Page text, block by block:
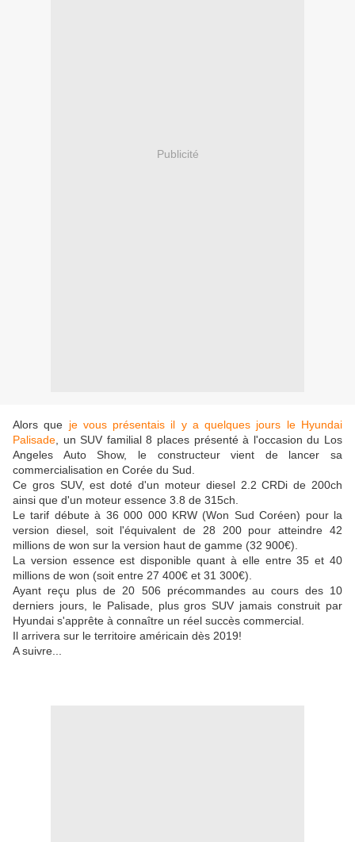
Publicité
Alors que je vous présentais il y a quelques jours le Hyundai
Palisade , un SUV familial 8 places présenté à l'occasion du Los
Angeles Auto Show, le constructeur vient de lancer sa
commercialisation en Corée du Sud.
Ce gros SUV, est doté d'un moteur diesel 2.2 CRDi de 200ch
ainsi que d'un moteur essence 3.8 de 315ch.
Le tarif débute à 36 000 000 KRW (Won Sud Coréen) pour la
version diesel, soit l'équivalent de 28 200 pour atteindre 42
millions de won sur la version haut de gamme (32 900€).
La version essence est disponible quant à elle entre 35 et 40
millions de won (soit entre 27 400€ et 31 300€).
Ayant reçu plus de 20 506 précommandes au cours des 10
derniers jours, le Palisade, plus gros SUV jamais construit par
Hyundai s'apprête à connaître un réel succès commercial.
Il arrivera sur le territoire américain dès 2019!
A suivre...